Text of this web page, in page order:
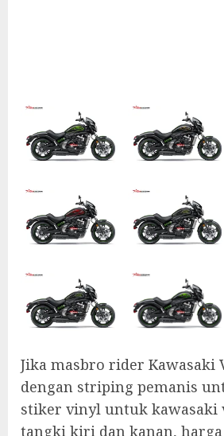
Jika masbro rider Kawasaki
dengan striping pemanis
stiker vinyl untuk kawasaki
tangki kiri dan kanan,